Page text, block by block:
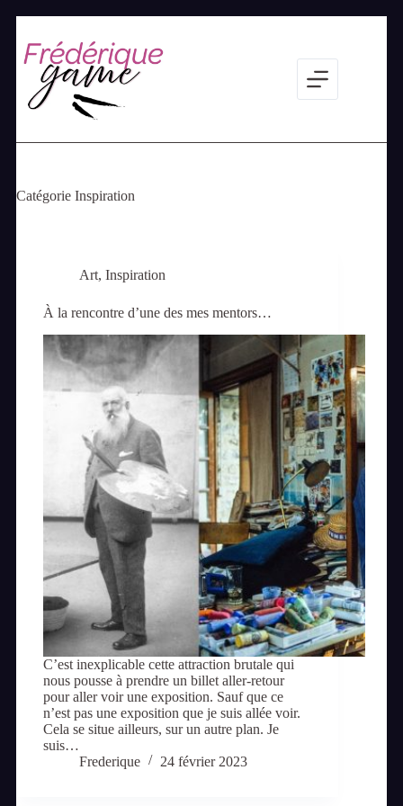
contenu
Catégorie Inspiration
Art, Inspiration
À la rencontre d’une des mes mentors…
C’est inexplicable cette attraction brutale qui
nous pousse à prendre un billet aller-retour
pour aller voir une exposition. Sauf que ce
n’est pas une exposition que je suis allée voir.
Cela se situe ailleurs, sur un autre plan. Je
suis…
Frederique
24 février 2023